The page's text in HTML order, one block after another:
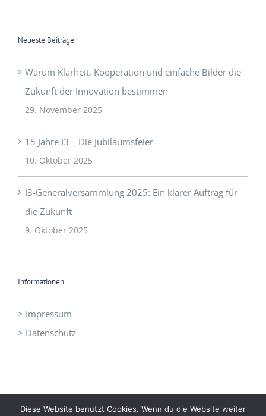
Neueste Beiträge
Warum Klarheit, Kooperation und einfache Bilder die
Zukunft der Innovation bestimmen
29. November 2025
15 Jahre I3 – Die Jubiläumsfeier
10. Oktober 2025
I3-Generalversammlung 2025: Ein klarer Auftrag für
die Zukunft
9. Oktober 2025
Informationen
> Impressum
> Datenschutz
Diese Website benutzt Cookies. Wenn du die Website weiter